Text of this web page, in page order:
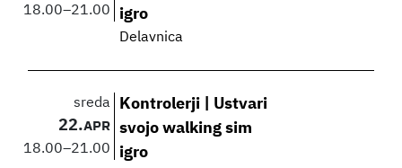
18.00–21.00
igro
Delavnica
sreda
22.APR
18.00–21.00
Kontrolerji | Ustvari
svojo walking sim
igro